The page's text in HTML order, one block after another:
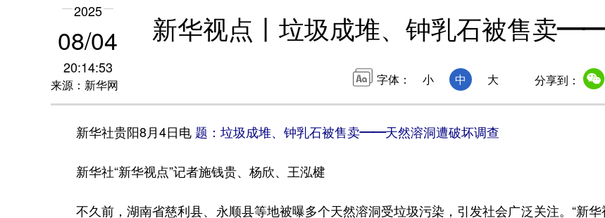
2025
08/04
20:14:53
来源：新华网
新华视点丨垃圾成堆、钟乳石被售卖
字体： 小 中 大 分享到：
新华社贵阳8月4日电 题：垃圾成堆、钟乳石被售卖——天然溶洞遭破坏调查
新华社“新华视点”记者施钱贵、杨欣、王泓楗
不久前，湖南省慈利县、永顺县等地被曝多个天然溶洞受垃圾污染，引发社会广泛关注。“新华